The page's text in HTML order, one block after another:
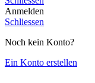
Anmelden
Schliessen
Noch kein Konto?
Ein Konto erstellen